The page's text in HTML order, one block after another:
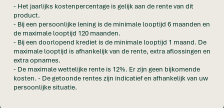
- Het jaarlijks kostenpercentage is gelijk aan de rente van dit
product.
- Bij een persoonlijke lening is de minimale looptijd 6 maanden en
de maximale looptijd 120 maanden.
- Bij een doorlopend krediet is de minimale looptijd 1 maand. De
maximale looptijd is afhankelijk van de rente, extra aflossingen en
extra opnames.
- De maximale wettelijke rente is 12%. Er zijn geen bijkomende
kosten. - De getoonde rentes zijn indicatief en afhankelijk van uw
persoonlijke situatie.